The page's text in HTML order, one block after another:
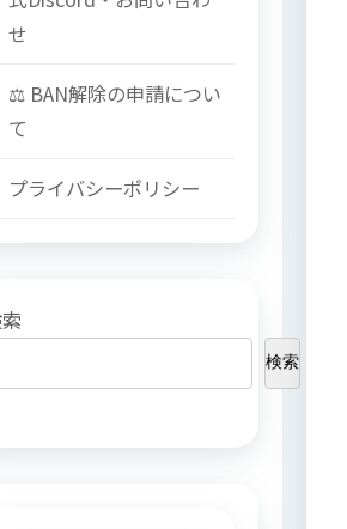
せ
⚖️ BAN解除の申請につい
て
プライバシーポリシー
検索